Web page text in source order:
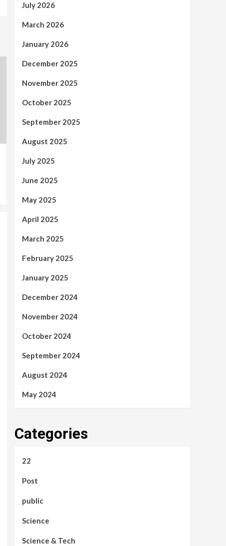
July 2026
March 2026
January 2026
December 2025
November 2025
October 2025
September 2025
August 2025
July 2025
June 2025
May 2025
April 2025
March 2025
February 2025
January 2025
December 2024
November 2024
October 2024
September 2024
August 2024
May 2024
Categories
22
Post
public
Science
Science & Tech